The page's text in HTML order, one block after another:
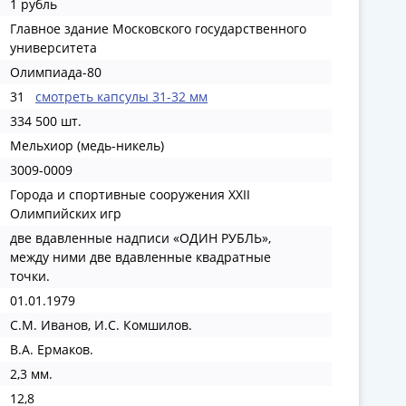
1 рубль
Главное здание Московского государственного
университета
Олимпиада-80
31
смотреть капсулы 31-32 мм
334 500 шт.
Мельхиор (медь-никель)
3009-0009
Города и спортивные сооружения XXII
Олимпийских игр
две вдавленные надписи «ОДИН РУБЛЬ»,
между ними две вдавленные квадратные
точки.
01.01.1979
С.М. Иванов, И.С. Комшилов.
В.А. Ермаков.
2,3 мм.
12,8